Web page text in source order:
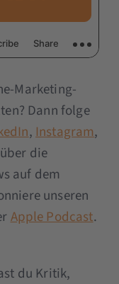
Marketing-
Dann folge
,Instagram,
die
auf dem
unseren
Apple Podcast.
du Kritik,